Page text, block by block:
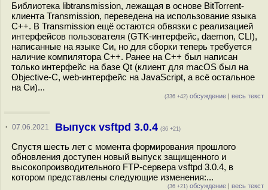
Библиотека libtransmission, лежащая в основе BitTorrent-
клиента Transmission, переведена на использование языка
C++. В Transmission ещё остаются обвязки с реализацией
интерфейсов пользователя (GTK-интерфейс, daemon, CLI),
написанные на языке Си, но для сборки теперь требуется
наличие компилятора C++. Ранее на С++ был написан
только интерфейс на базе Qt (клиент для macOS был на
Objective-C, web-интерфейс на JavaScript, а всё остальное
на Си)...
(336 +42) обсуждение | весь текст
· 07.06.2021 Выпуск vsftpd 3.0.4 (36 +21)
Спустя шесть лет с момента формирования прошлого
обновления доступен новый выпуск защищенного и
высокопроизводительного FTP-сервера vsftpd 3.0.4, в
котором представлены следующие изменения:...
(36 +21) обсуждение | весь текст